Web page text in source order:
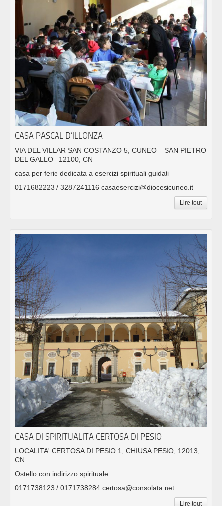
CASA PASCAL D’ILLONZA
VIA DEL VILLAR SAN COSTANZO 5, CUNEO – SAN PIETRO
DEL GALLO , 12100, CN
casa per ferie dedicata a esercizi spirituali guidati
0171682223 / 3287241116 casaesercizi@diocesicuneo.it
Lire tout
CASA DI SPIRITUALITA CERTOSA DI PESIO
LOCALITA' CERTOSA DI PESIO 1, CHIUSA PESIO, 12013,
CN
Ostello con indirizzo spirituale
0171738123 / 0171738284 certosa@consolata.net
Lire tout